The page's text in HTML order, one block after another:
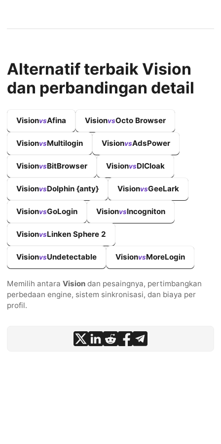
Alternatif terbaik Vision
dan perbandingan detail
VisionvsAfina VisionvsOcto Browser
VisionvsMultilogin VisionvsAdsPower
VisionvsBitBrowser VisionvsDICloak
VisionvsDolphin {anty} VisionvsGeeLark
VisionvsGoLogin VisionvsIncogniton
VisionvsLinken Sphere 2
VisionvsUndetectable VisionvsMoreLogin
Memilih antara Vision dan pesaingnya, pertimbangkan
perbedaan engine, sistem sinkronisasi, dan biaya per
profil.